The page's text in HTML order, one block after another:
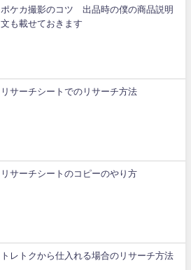
ポケカ撮影のコツ 出品時の僕の商品説明
文も載せておきます
リサーチシートでのリサーチ方法
リサーチシートのコピーのやり方
トレトクから仕入れる場合のリサーチ方法